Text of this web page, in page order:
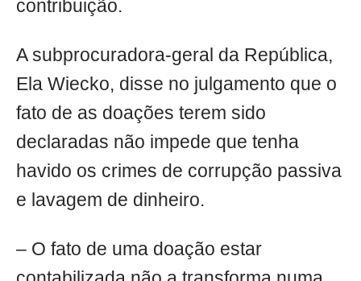
contribuição.
A subprocuradora-geral da República,
Ela Wiecko, disse no julgamento que o
fato de as doações terem sido
declaradas não impede que tenha
havido os crimes de corrupção passiva
e lavagem de dinheiro.
– O fato de uma doação estar